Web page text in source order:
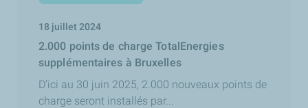
18 juillet 2024
2.000 points de charge TotalEnergies
supplémentaires à Bruxelles
D’ici au 30 juin 2025, 2.000 nouveaux points de
charge seront installés par...